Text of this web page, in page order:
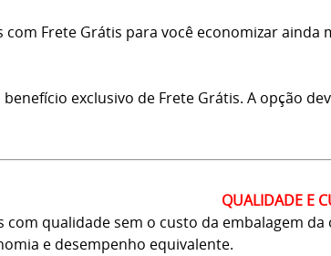
Frete Grátis para você economizar
exclusivo de Frete Grátis. A opção
QUALIDADE E
com qualidade sem o custo da embalagem
e desempenho equivalente.